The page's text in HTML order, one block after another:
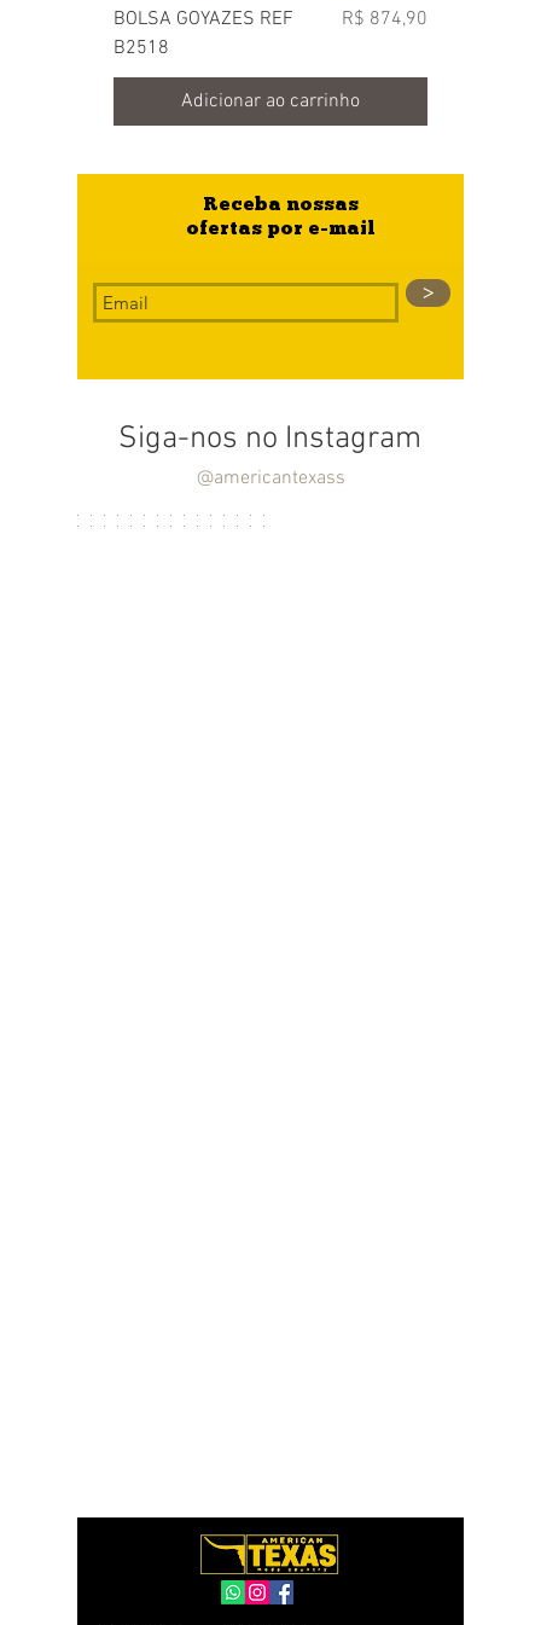
BOLSA GOYAZES REF
B2518
Preço
R$ 874,90
Adicionar ao carrinho
Receba nossas
ofertas por e-mail
>
Siga-nos no Instagram
@americantexass